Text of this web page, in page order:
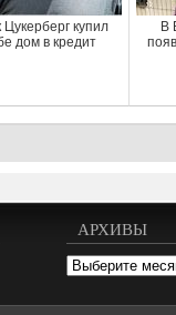
Цукерберг купил
дом в кредит
В
АРХИВЫ
Архивы